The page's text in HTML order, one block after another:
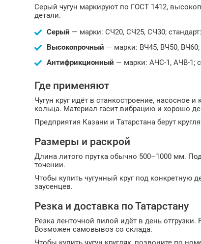
Серый чугун маркируют по ГОСТ 1412,
детали.
Серый — марки: СЧ20, СЧ25, СЧ30;
Высокопрочный — марки: ВЧ45, ВЧ50, ВЧ60;
Антифрикционный — марки: АЧС-1, АЧВ-1;
Где применяют
Чугун круг идёт в станкостроение,
кольца. Материал гасит вибрацию и хорошо
Предприятия Казани и Татарстана берут
Размеры и раскрой
Длина литого прутка обычно 500–1000 мм.
точении.
Чтобы купить чугунный круг под конкретную
заусенцев.
Резка и доставка по Татарстану
Резка ленточной пилой идёт в день
Возможен самовывоз со склада.